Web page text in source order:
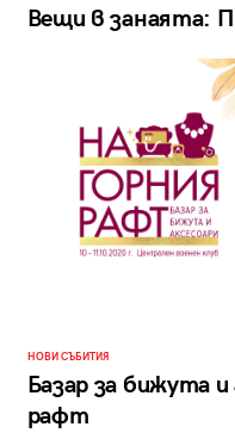
Вещи в занаята:
НОВИ СЪБИТИЯ
Базар за бижута и
рафт